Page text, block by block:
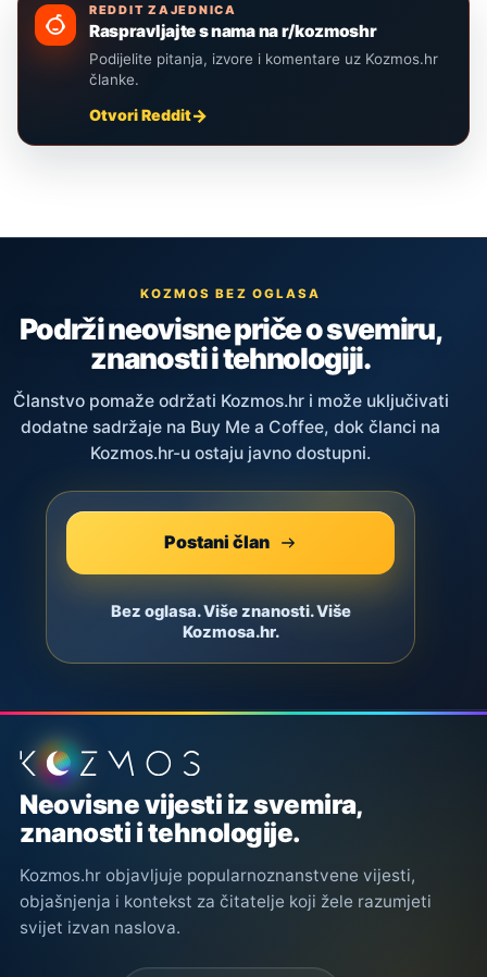
REDDIT ZAJEDNICA
Raspravljajte s nama na r/kozmoshr
Podijelite pitanja, izvore i komentare uz Kozmos.hr
članke.
Otvori Reddit
KOZMOS BEZ OGLASA
Podrži neovisne priče o svemiru,
znanosti i tehnologiji.
Članstvo pomaže održati Kozmos.hr i može uključivati
dodatne sadržaje na Buy Me a Coffee, dok članci na
Kozmos.hr-u ostaju javno dostupni.
Postani član
Bez oglasa. Više znanosti. Više
Kozmosa.hr.
Podnožje stranice
Neovisne vijesti iz svemira,
znanosti i tehnologije.
Kozmos.hr objavljuje popularnoznanstvene vijesti,
objašnjenja i kontekst za čitatelje koji žele razumjeti
svijet izvan naslova.